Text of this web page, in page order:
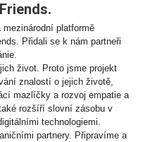
platformě
Přidali se k nám partneři
život. Proto jsme projekt
znalostí o jejich životě,
mazlíčky a rozvoj empatie a
rozšíří slovní zásobu v
technologiemi.
partnery. Připravíme a